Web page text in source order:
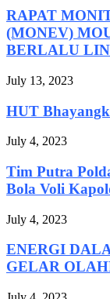
RAPAT
(MONEV)
BERLALU
July 13, 2023
HUT
July 4, 2023
Tim Putra
Bola Voli
July 4, 2023
ENERGI
GELAR